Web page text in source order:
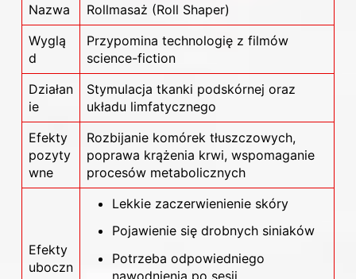
Nazwa
Rollmasaż (Roll Shaper)
Wyglą
d
Przypomina technologię z filmów
science-fiction
Działan
ie
Stymulacja tkanki podskórnej oraz
układu limfatycznego
Efekty
pozyty
wne
Rozbijanie komórek tłuszczowych,
poprawa krążenia krwi, wspomaganie
procesów metabolicznych
Efekty
uboczn
Lekkie zaczerwienienie skóry
Pojawienie się drobnych siniaków
Potrzeba odpowiedniego